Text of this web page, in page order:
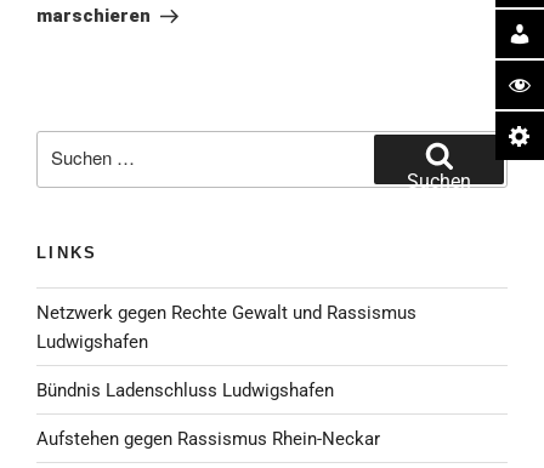
marschieren
Suchen
LINKS
Netzwerk gegen Rechte Gewalt und Rassismus
Ludwigshafen
Bündnis Ladenschluss Ludwigshafen
Aufstehen gegen Rassismus Rhein-Neckar